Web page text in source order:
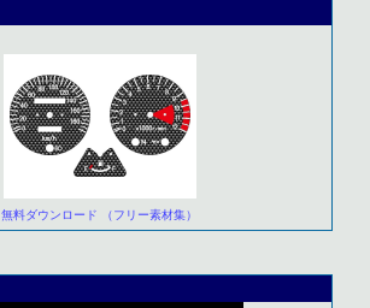
無料ダウンロード （フリー素材集）